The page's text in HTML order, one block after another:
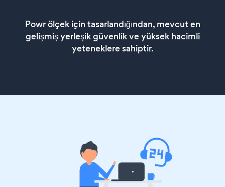
Powr ölçek için tasarlandığından, mevcut en
gelişmiş yerleşik güvenlik ve yüksek hacimli
yeteneklere sahiptir.